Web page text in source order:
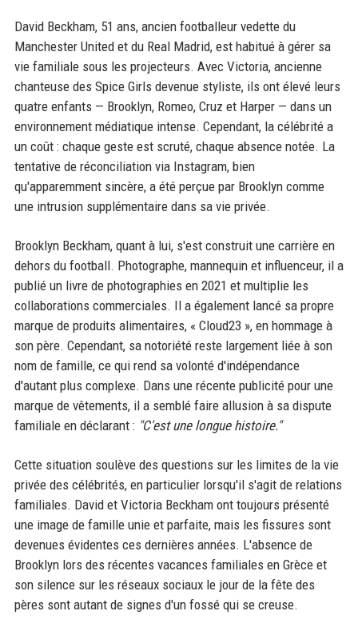
David Beckham, 51 ans, ancien footballeur vedette du
Manchester United et du Real Madrid, est habitué à gérer sa
vie familiale sous les projecteurs. Avec Victoria, ancienne
chanteuse des Spice Girls devenue styliste, ils ont élevé leurs
quatre enfants — Brooklyn, Romeo, Cruz et Harper — dans un
environnement médiatique intense. Cependant, la célébrité a
un coût : chaque geste est scruté, chaque absence notée. La
tentative de réconciliation via Instagram, bien
qu'apparemment sincère, a été perçue par Brooklyn comme
une intrusion supplémentaire dans sa vie privée.
Brooklyn Beckham, quant à lui, s'est construit une carrière en
dehors du football. Photographe, mannequin et influenceur, il a
publié un livre de photographies en 2021 et multiplie les
collaborations commerciales. Il a également lancé sa propre
marque de produits alimentaires, « Cloud23 », en hommage à
son père. Cependant, sa notoriété reste largement liée à son
nom de famille, ce qui rend sa volonté d'indépendance
d'autant plus complexe. Dans une récente publicité pour une
marque de vêtements, il a semblé faire allusion à sa dispute
familiale en déclarant : "C'est une longue histoire."
Cette situation soulève des questions sur les limites de la vie
privée des célébrités, en particulier lorsqu'il s'agit de relations
familiales. David et Victoria Beckham ont toujours présenté
une image de famille unie et parfaite, mais les fissures sont
devenues évidentes ces dernières années. L'absence de
Brooklyn lors des récentes vacances familiales en Grèce et
son silence sur les réseaux sociaux le jour de la fête des
pères sont autant de signes d'un fossé qui se creuse.